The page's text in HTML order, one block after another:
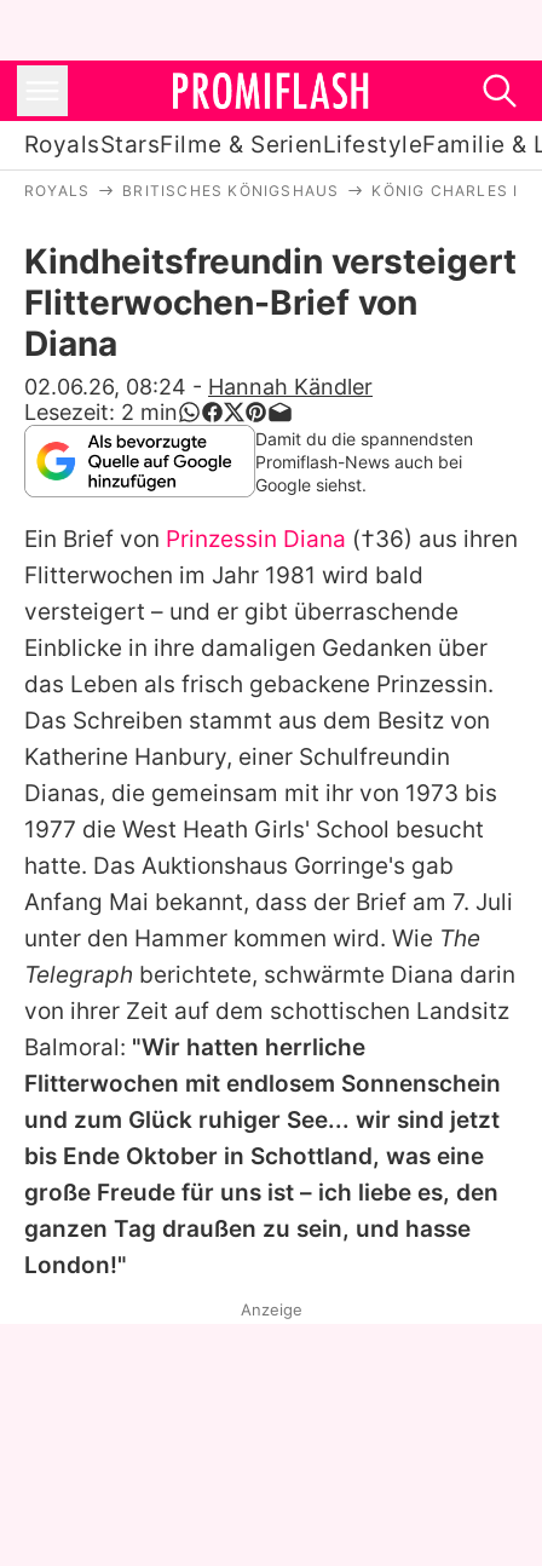
RoyalsStarsFilme & SerienLifestyleFamilie &
Stars
Filme & Serien
Lifestyle
Familie & Liebe
Promiflash Exklusiv
Alle Themen auf Promiflash
Jobs
App runterladen
Team
Redaktionelle Richtlinien
Impressum
Datenschutzerklärung
Nutzungsbedingungen
Utiq verwalten
ROYALS BRITISCHES KÖNIGSHAUS KÖNIG CHARLES III.
Kindheitsfreundin versteigert
Flitterwochen-Brief von
Diana
02.06.26, 08:24 - Hannah Kändler
Lesezeit: 2 min
Damit du die spannendsten
Promiflash-News auch bei
Google siehst.
Ein Brief von Prinzessin Diana (†36) aus ihren
Flitterwochen im Jahr 1981 wird bald
versteigert – und er gibt überraschende
Einblicke in ihre damaligen Gedanken über
das Leben als frisch gebackene Prinzessin.
Das Schreiben stammt aus dem Besitz von
Katherine Hanbury, einer Schulfreundin
Dianas, die gemeinsam mit ihr von 1973 bis
1977 die West Heath Girls' School besucht
hatte. Das Auktionshaus Gorringe's gab
Anfang Mai bekannt, dass der Brief am 7. Juli
unter den Hammer kommen wird. Wie The
Telegraph berichtete, schwärmte Diana darin
von ihrer Zeit auf dem schottischen Landsitz
Balmoral: "Wir hatten herrliche
Flitterwochen mit endlosem Sonnenschein
und zum Glück ruhiger See... wir sind jetzt
bis Ende Oktober in Schottland, was eine
große Freude für uns ist – ich liebe es, den
ganzen Tag draußen zu sein, und hasse
London!"
Anzeige